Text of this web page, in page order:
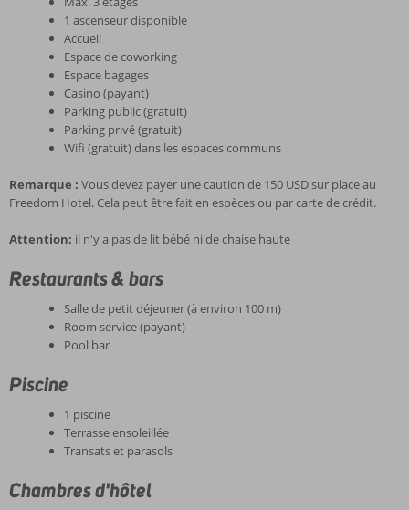
1 ascenseur disponible
Accueil
Espace de coworking
Espace bagages
Casino (payant)
Parking public (gratuit)
Parking privé (gratuit)
Wifi (gratuit) dans les espaces communs
Remarque : Vous devez payer une caution de 150 USD sur place au
Freedom Hotel. Cela peut être fait en espèces ou par carte de crédit.
Attention: il n'y a pas de lit bébé ni de chaise haute
Restaurants & bars
Salle de petit déjeuner (à environ 100 m)
Room service (payant)
Pool bar
Piscine
1 piscine
Terrasse ensoleillée
Transats et parasols
Chambres d'hôtel